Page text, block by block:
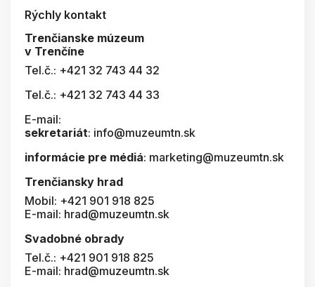
Rýchly kontakt
Trenčianske múzeum
v Trenčíne
Tel.č.: +421 32 743 44 32
Tel.č.: +421 32 743 44 33
E-mail:
sekretariát: info@muzeumtn.sk
informácie pre médiá: marketing@muzeumtn.sk
Trenčiansky hrad
Mobil: +421 901 918 825
E-mail: hrad@muzeumtn.sk
Svadobné obrady
Tel.č.: +421 901 918 825
E-mail: hrad@muzeumtn.sk